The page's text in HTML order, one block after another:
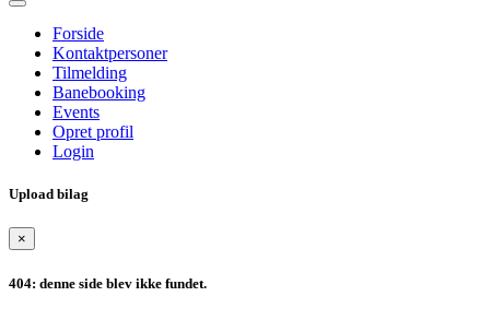
Forside
Kontaktpersoner
Tilmelding
Banebooking
Events
Opret profil
Login
Upload bilag
×
404: denne side blev ikke fundet.